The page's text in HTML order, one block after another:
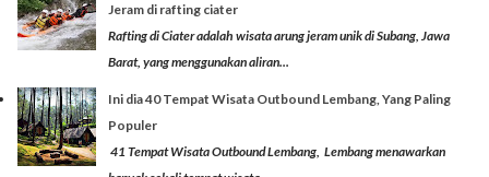
Jeram di rafting ciater
Rafting di Ciater adalah wisata arung jeram unik di Subang, Jawa
Barat, yang menggunakan aliran...
Ini dia 40 Tempat Wisata Outbound Lembang, Yang Paling
Populer
41 Tempat Wisata Outbound Lembang, Lembang menawarkan